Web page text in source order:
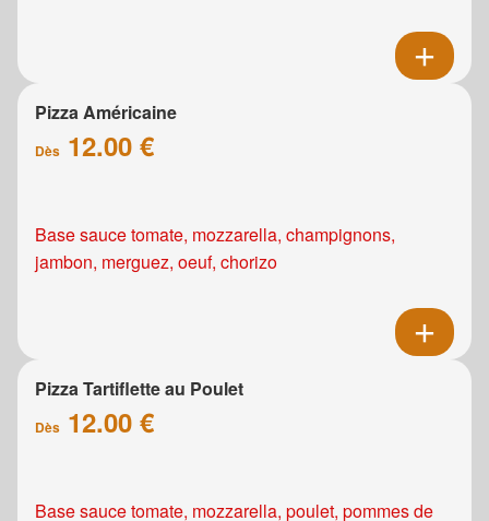
Pizza Américaine
Dès 12.00 €
Base sauce tomate, mozzarella, champignons,
jambon, merguez, oeuf, chorizo
Pizza Tartiflette au Poulet
Dès 12.00 €
Base sauce tomate, mozzarella, poulet, pommes de